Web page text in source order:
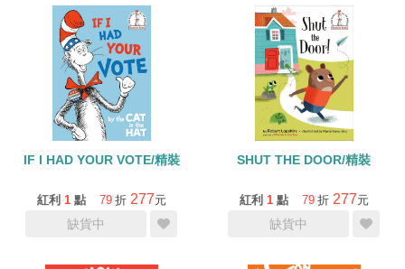
IF I HAD YOUR VOTE/精裝
紅利 1 點 79 折 277元
缺貨中
SHUT THE DOOR/精裝
紅利 1 點 79 折 277元
缺貨中